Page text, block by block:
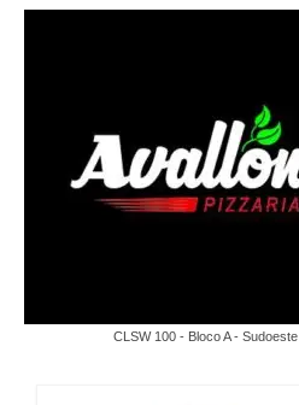
CLSW 100 - Bloco A - Sudoeste